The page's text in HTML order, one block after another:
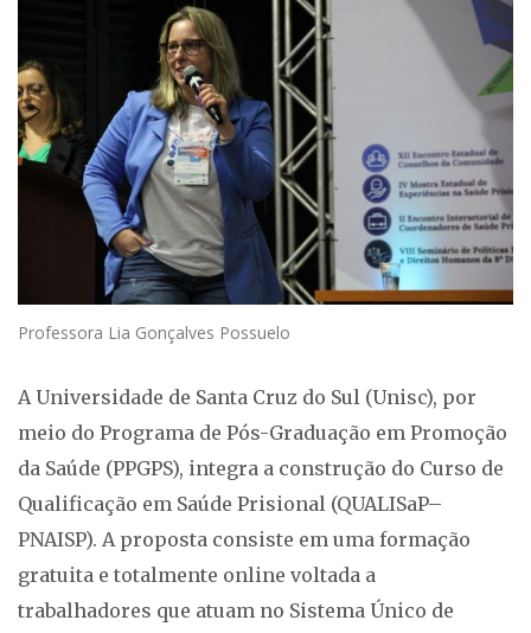
Professora Lia Gonçalves Possuelo
A Universidade de Santa Cruz do Sul (Unisc), por
meio do Programa de Pós-Graduação em Promoção
da Saúde (PPGPS), integra a construção do Curso de
Qualificação em Saúde Prisional (QUALISaP–
PNAISP). A proposta consiste em uma formação
gratuita e totalmente online voltada a
trabalhadores que atuam no Sistema Único de